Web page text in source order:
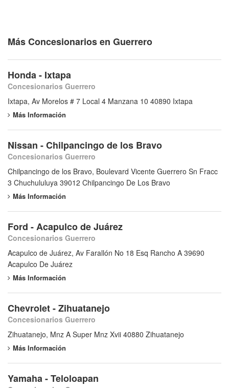
Más Concesionarios en Guerrero
Honda - Ixtapa
Concesionarios Guerrero
Ixtapa, Av Morelos # 7 Local 4 Manzana 10 40890 Ixtapa
Más Información
Nissan - Chilpancingo de los Bravo
Concesionarios Guerrero
Chilpancingo de los Bravo, Boulevard Vicente Guerrero Sn Fracc
3 Chuchululuya 39012 Chilpancingo De Los Bravo
Más Información
Ford - Acapulco de Juárez
Concesionarios Guerrero
Acapulco de Juárez, Av Farallón No 18 Esq Rancho A 39690
Acapulco De Juárez
Más Información
Chevrolet - Zihuatanejo
Concesionarios Guerrero
Zihuatanejo, Mnz A Super Mnz Xvii 40880 Zihuatanejo
Más Información
Yamaha - Teloloapan